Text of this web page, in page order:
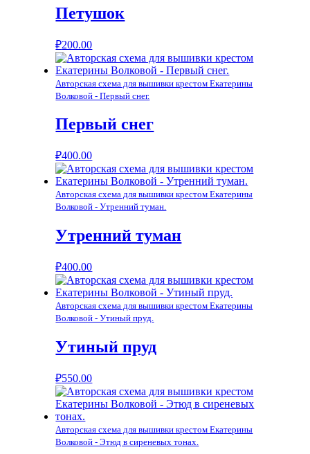
Петушок
₽200.00
Авторская схема для вышивки крестом Екатерины
Волковой - Первый снег.
Первый снег
₽400.00
Авторская схема для вышивки крестом Екатерины
Волковой - Утренний туман.
Утренний туман
₽400.00
Авторская схема для вышивки крестом Екатерины
Волковой - Утиный пруд.
Утиный пруд
₽550.00
Авторская схема для вышивки крестом Екатерины
Волковой - Этюд в сиреневых тонах.